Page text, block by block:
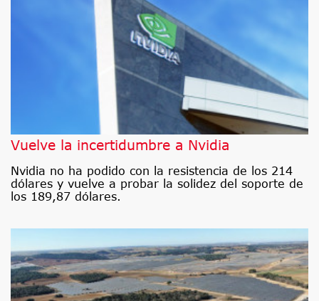
Vuelve la incertidumbre a Nvidia
Nvidia no ha podido con la resistencia de los 214
dólares y vuelve a probar la solidez del soporte de
los 189,87 dólares.